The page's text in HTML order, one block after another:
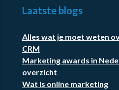
Laatste blogs
Alles wat je moet weten
CRM
Marketing awards in
overzicht
Wat is online marketing